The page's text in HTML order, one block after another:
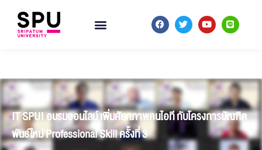
IT SPU! อบรมออนไลน์ เพิ่มศัยกภาพคนไอที กับโครงการบัณฑิต
พันธ์ใหม่ Professional Skill ครั้งที่ 3